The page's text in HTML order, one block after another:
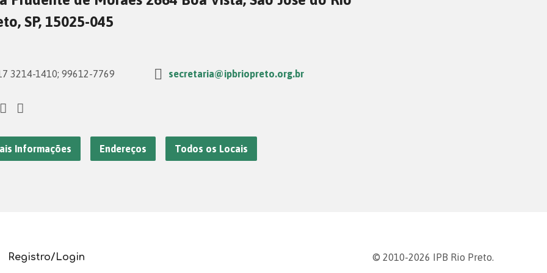
SP, 15025-045
3214-1410; 99612-7769 secretaria@ipbriopreto.org.br
Informações Endereços Todos os Locais
Registro/Login © 2010-2026 IPB Rio Preto.